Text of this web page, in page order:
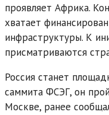
проявляет Африка.
хватает
инфраструктуры. К
присматриваются
Россия станет
саммита ФСЭГ, он
Москве, ранее